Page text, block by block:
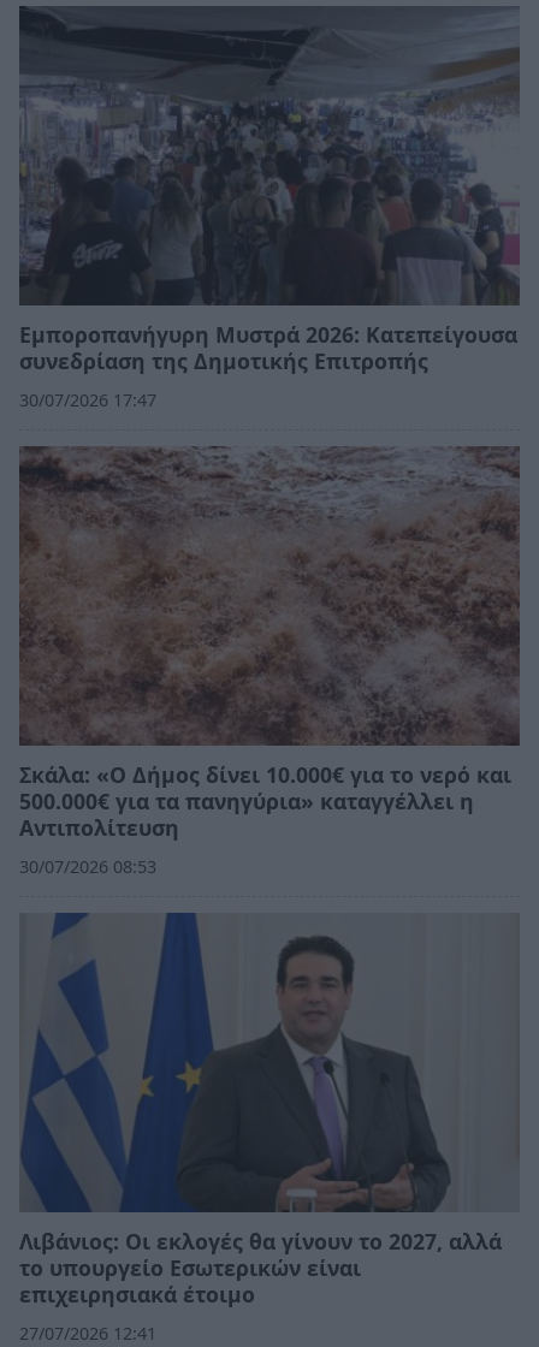
Εμποροπανήγυρη Μυστρά 2026: Κατεπείγουσα
συνεδρίαση της Δημοτικής Επιτροπής
30/07/2026 17:47
Σκάλα: «Ο Δήμος δίνει 10.000€ για το νερό και
500.000€ για τα πανηγύρια» καταγγέλλει η
Αντιπολίτευση
30/07/2026 08:53
Λιβάνιος: Οι εκλογές θα γίνουν το 2027, αλλά
το υπουργείο Εσωτερικών είναι
επιχειρησιακά έτοιμο
27/07/2026 12:41